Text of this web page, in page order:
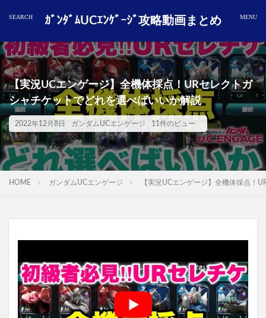
ｶﾞﾝﾀﾞﾑUCｴﾝｹﾞｰｼﾞ攻略動画まとめ
【実況UCエンゲージ】全機体採点！URセレクトガ
シャチケットでどれを選べばいいか解説
2022年12月8日 ガンダムUCエンゲージ 11件のビュー
HOME ガンダムUCエンゲージ 【実況UCエンゲージ】全機体採点！